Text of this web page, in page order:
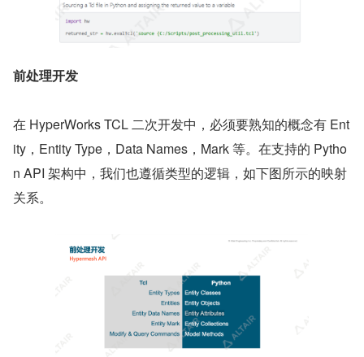
前处理开发
在 HyperWorks TCL 二次开发中，必须要熟知的概念有 Ent
ity，Entity Type，Data Names，Mark 等。在支持的 Pytho
n API 架构中，我们也遵循类型的逻辑，如下图所示的映射
关系。